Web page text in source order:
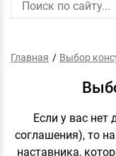
Главная Выбор
Если у вас нет
соглашения), то
наставника,